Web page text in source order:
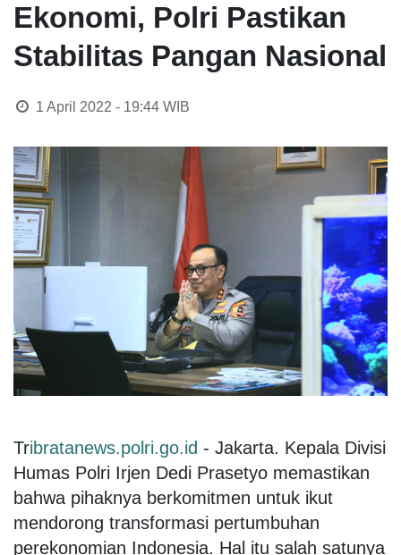
Ekonomi, Polri Pastikan
Stabilitas Pangan Nasional
1 April 2022 - 19:44WIB
Tribratanews.polri.go.id - Jakarta. Kepala Divisi
Humas Polri Irjen Dedi Prasetyo memastikan
bahwa pihaknya berkomitmen untuk ikut
mendorong transformasi pertumbuhan
perekonomian Indonesia. Hal itu salah satunya